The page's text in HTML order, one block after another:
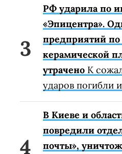
РФ ударила по
«Эпицентра».
предприятий по
керамической
утрачено К
ударов погибли
В Киеве и
повредили
почты»,